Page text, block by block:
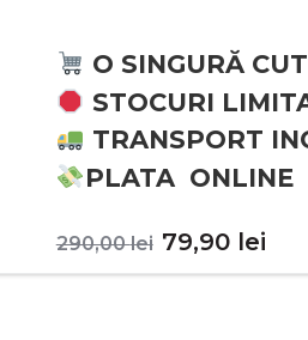
O SINGURĂ
STOCURI
TRANSPORT
PLATA ONLINE
290,00lei Prețul
inițial
79,90 lei